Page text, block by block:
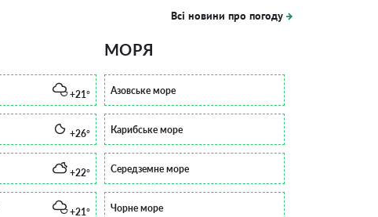
Всі новини про погоду
+21°
+26°
+22°
+21°
МОРЯ
Азовське море
Карибське море
Середземне море
Чорне море